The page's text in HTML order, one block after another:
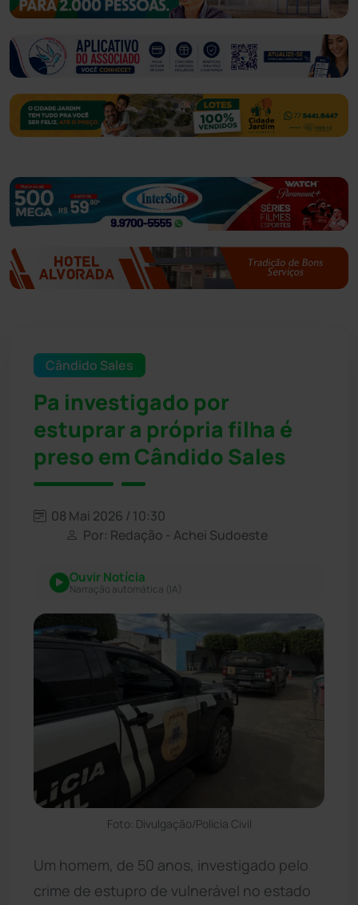
Cândido Sales
Pa investigado por
estuprar a própria filha é
preso em Cândido Sales
08 Mai 2026 / 10:30
Por: Redação - Achei Sudoeste
Ouvir Notícia
Narração automática (IA)
Foto: Divulgação/Polícia Civil
Um homem, de 50 anos, investigado pelo
crime de estupro de vulnerável no estado